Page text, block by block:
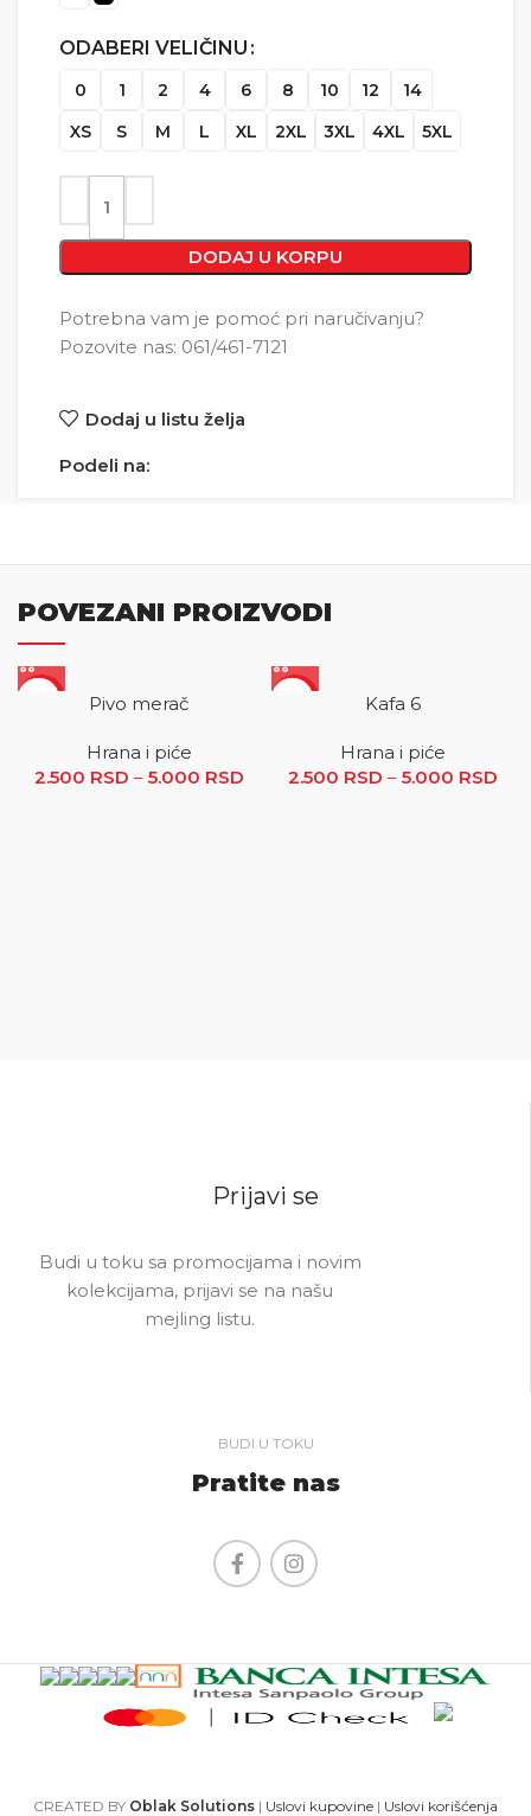
ODABERI VELIČINU
0 1 2 4 6 8 10 12
14
XS
S M L XL 2XL 3XL 4XL 5XL
DODAJ U KORPU
Potrebna vam je pomoć pri naručivanju?
Pozovite nas: 061/461-7121
Dodaj u listu želja
Podeli na:
POVEZANI PROIZVODI
Pivo merač
Hrana i piće
2.500 RSD – 5.000 RSD
Raspon cena: od 2.500 RSD
Kafa 6
Hrana i piće
2.500 RSD – 5.000 RSD
Prijavi se
Budi u toku sa promocijama i novim
kolekcijama, prijavi se na našu
mejling listu.
BUDI U TOKU
Pratite nas
CREATED BY Oblak Solutions | Uslovi kupovine | Uslovi korišćenja